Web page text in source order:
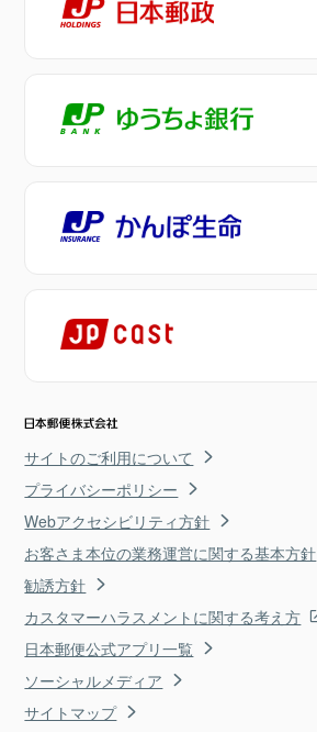
サイトのご利用について
プライバシーポリシー
Webアクセシビリティ方針
お客さま本位の業務運営に関する基本方針
勧誘方針
カスタマーハラスメントに関する考え方
日本郵便公式アプリ一覧
ソーシャルメディア
サイトマップ